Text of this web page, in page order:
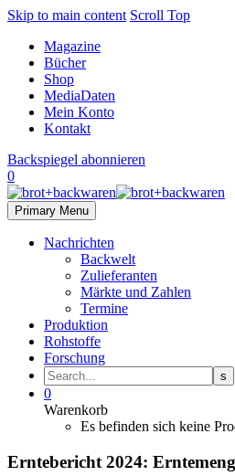
Skip to main content Scroll Top
Magazine
Bücher
Shop
MediaDaten
Mein Konto
Kontakt
Backspiegel abonnieren
0
Primary Menu
Nachrichten
Backwelt
Zulieferanten
Märkte und Zahlen
Termine
Produktion
Rohstoffe
Forschung
0
Warenkorb
Es befinden sich keine
Erntebericht 2024: